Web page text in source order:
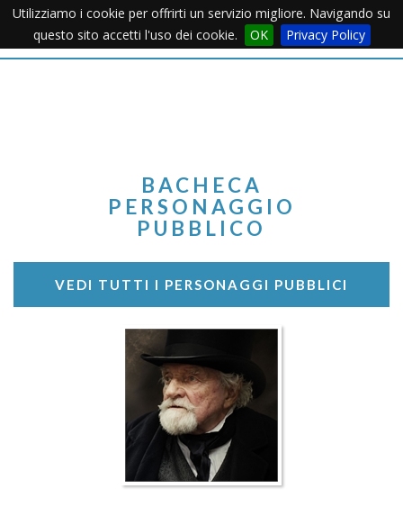
Utilizziamo i cookie per offrirti un servizio migliore. Navigando su
questo sito accetti l'uso dei cookie.
OK Privacy PolicyMenu
BACHECA
PERSONAGGIO
PUBBLICO
VEDI TUTTI I PERSONAGGI PUBBLICI